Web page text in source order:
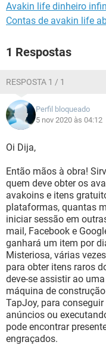
Avakin life dinheiro
Contas de avakin life
1 Respostas
RESPOSTA 1 / 1
Perfil bloqueado
5 nov 2020 às 04:12
Oi Dija,
Então mãos à obra!
quem deve obter os
avakoins e itens
plataformas, quantas
iniciar sessão em
mail, Facebook e
ganhará um item por
Misteriosa, várias
para obter itens raros
deve-se assistir ao
máquina de
TapJoy, para
anúncios ou
pode encontrar
engraçados.